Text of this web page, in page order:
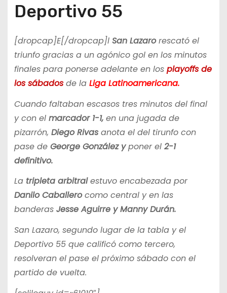
Deportivo 55
[dropcap]E[/dropcap]l San Lazarorescató el
triunfo gracias a un agónico gol en los minutos
finales para ponerse adelante en los playoffs de
los sábadosde la Liga Latinoamericana.
Cuando faltaban escasos tres minutos del final
y con el marcador 1-1,en una jugada de
pizarrón, Diego Rivasanota el del tirunfo con
pase de George González yponer el2-1
definitivo.
La tripleta arbitralestuvo encabezada por
Danilo Caballerocomo central y en las
banderas Jesse Aguirre y Manny Durán.
San Lazaro, segundo lugar de la tabla y el
Deportivo 55 que calificó como tercero,
resolveran el pase el próximo sábado con el
partido de vuelta.